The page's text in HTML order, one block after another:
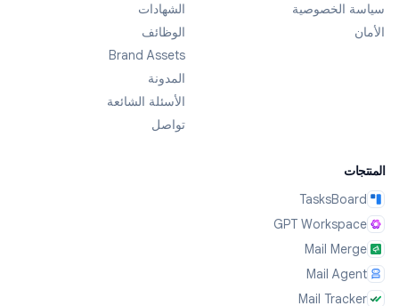
سياسة الخصوصية
الأمان
الشهادات
الوظائف
Brand Assets
المدونة
الأسئلة الشائعة
تواصل
المنتجات
TasksBoard
GPT Workspace
Mail Merge
Mail Agent
Mail Tracker